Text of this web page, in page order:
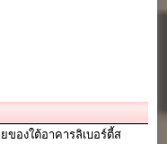
ของใต้อาคารลิเบอร์ตี้ส